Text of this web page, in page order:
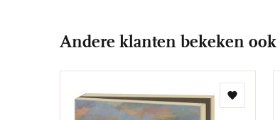
Andere klanten bekeken ook
Toevoegen